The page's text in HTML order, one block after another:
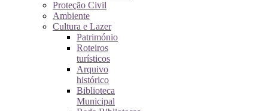
Proteção Civil
Ambiente
Cultura e Lazer
Património
Roteiros
turísticos
Arquivo
histórico
Biblioteca
Municipal